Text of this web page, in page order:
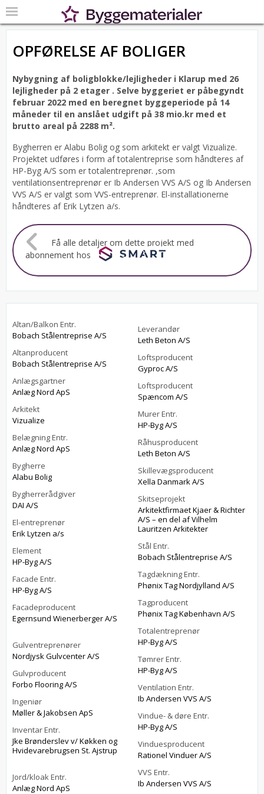
OPFØRELSE AF BOLIGER
Nybygning af boligblokke/lejligheder i Klarup med 26
lejligheder på 2 etager . Selve byggeriet er påbegyndt
februar 2022 med en beregnet byggeperiode på 14
måneder til en anslået udgift på 38 mio.kr med et
brutto areal på 2288 m².
Bygherren er Alabu Bolig og som arkitekt er valgt Vizualize.
Projektet udføres i form af totalentreprise som håndteres af
HP-Byg A/S som er totalentreprenør. ,som
ventilationsentreprenør er Ib Andersen VVS A/S og Ib Andersen
VVS A/S er valgt som VVS-entreprenør. El-installationerne
håndteres af Erik Lytzen a/s.
Få alle detaljer om dette projekt med
abonnement hos
Altan/Balkon Entr.
Bobach Stålentreprise A/S
Altanproducent
Bobach Stålentreprise A/S
Anlægsgartner
Anlæg Nord ApS
Arkitekt
Vizualize
Belægning Entr.
Anlæg Nord ApS
Bygherre
Alabu Bolig
Bygherrerådgiver
DAI A/S
El-entreprenør
Erik Lytzen a/s
Element
HP-Byg A/S
Facade Entr.
HP-Byg A/S
Facadeproducent
Egernsund Wienerberger A/S
Gulventreprenører
Nordjysk Gulvcenter A/S
Gulvproducent
Forbo Flooring A/S
Ingeniør
Møller & Jakobsen ApS
Inventar Entr.
Jke Brønderslev v/ Køkken og
Hvidevarebrugsen St. Ajstrup
Jord/kloak Entr.
Anlæg Nord ApS
Leverandør
Leth Beton A/S
Loftsproducent
Gyproc A/S
Loftsproducent
Spæncom A/S
Murer Entr.
HP-Byg A/S
Råhusproducent
Leth Beton A/S
Skillevægsproducent
Xella Danmark A/S
Skitseprojekt
Arkitektfirmaet Kjaer & Richter
A/S – en del af Vilhelm
Lauritzen Arkitekter
Stål Entr.
Bobach Stålentreprise A/S
Tagdækning Entr.
Phønix Tag Nordjylland A/S
Tagproducent
Phønix Tag København A/S
Totalentreprenør
HP-Byg A/S
Tømrer Entr.
HP-Byg A/S
Ventilation Entr.
Ib Andersen VVS A/S
Vindue- & døre Entr.
HP-Byg A/S
Vinduesproducent
Rationel Vinduer A/S
VVS Entr.
Ib Andersen VVS A/S